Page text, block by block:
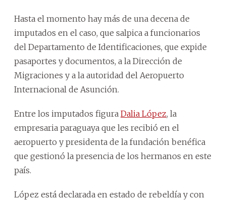
Hasta el momento hay más de una decena de
imputados en el caso, que salpica a funcionarios
del Departamento de Identificaciones, que expide
pasaportes y documentos, a la Dirección de
Migraciones y a la autoridad del Aeropuerto
Internacional de Asunción.
Entre los imputados figura Dalia López, la
empresaria paraguaya que les recibió en el
aeropuerto y presidenta de la fundación benéfica
que gestionó la presencia de los hermanos en este
país.
López está declarada en estado de rebeldía y con